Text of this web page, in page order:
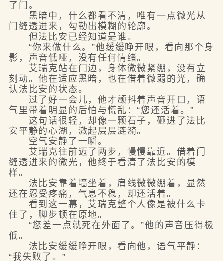
了门。
黑暗中，什么都看不清，唯有一点微光从
门缝透进来，勾勒出模糊的轮廓。
但法比安已经知道是谁。
“你来做什么。”他缓缓睁开眼，看向那个身
影，声音低哑，没有任何情绪。
艾瑞克站在门边，身体微微紧绷，没有立
刻动。他在适应黑暗，也在借着微弱的光，确
认法比安的状态。
过了好一会儿，他才颤抖着声音开口，语
气里带着明显的后怕与慌乱：“您还活着。”
这句话很轻，却像一颗石子，砸进了法比
安平静的心湖，激起层层涟漪。
空气安静了一瞬。
艾瑞克往前迈了两步，慢慢靠近。借着门
缝透进来的微光，他终于看清了法比安的模
样。
法比安靠着墙坐着，肩线微微绷着，显然
还在忍受疼痛，气息不稳，却还活着。
看到这一幕，艾瑞克整个人像是被什么卡
住了，脚步顿在原地。
“您差一点就死在外面了。”他的声音压得极
低。
法比安缓缓睁开眼，看向他，语气平静：
“我失败了。”